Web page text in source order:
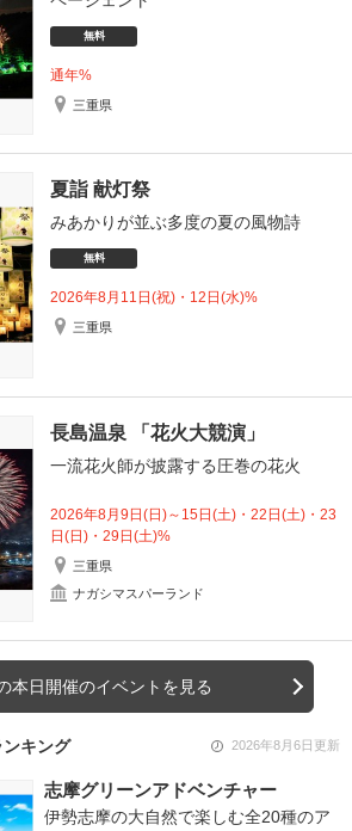
無料
通年%
三重県
夏詣 献灯祭
みあかりが並ぶ多度の夏の風物詩
無料
2026年8月11日(祝)・12日(水)%
三重県
長島温泉 「花火大競演」
一流花火師が披露する圧巻の花火
2026年8月9日(日)～15日(土)・22日(土)・23
日(日)・29日(土)%
三重県
ナガシマスパーランド
本日開催のイベントを見る
キング 2026年8月6日更新
志摩グリーンアドベンチャー
伊勢志摩の大自然で楽しむ全20種のア